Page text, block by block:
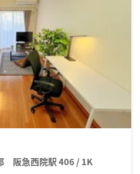
阪急西院駅 406 / 1K